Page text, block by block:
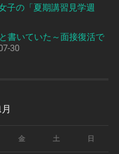
子の「夏期講習見学週
書いていた～面接復活で
30
金 土 日